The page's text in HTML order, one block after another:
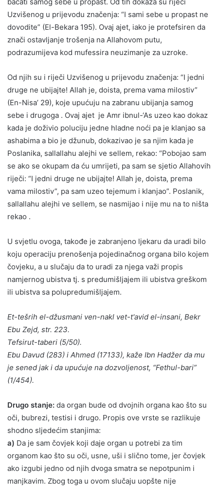
Uzvišenog u prijevodu značenja: “I sami sebe u propast ne
dovodite” (El-Bekara 195). Ovaj ajet, iako je protefsiren da
znači ostavljanje trošenja na Allahovom putu,
podrazumijeva kod mufessira neuzimanje za uzroke.
Od njih su i riječi Uzvišenog u prijevodu značenja: “I jedni
druge ne ubijajte! Allah je, doista, prema vama milostiv”
(En-Nisa’ 29), koje upućuju na zabranu ubijanja samog
sebe i drugoga . Ovaj ajet je Amr ibnul-‘As uzeo kao dokaz
kada je doživio poluciju jedne hladne noći pa je klanjao sa
ashabima a bio je džunub, dokazivao je sa njim kada je
Poslanika, sallallahu alejhi ve sellem, rekao: “Pobojao sam
se ako se okupam da ću umrijeti, pa sam se sjetio Allahovih
riječi: “I jedni druge ne ubijajte! Allah je, doista, prema
vama milostiv”, pa sam uzeo tejemum i klanjao”. Poslanik,
sallallahu alejhi ve sellem, se nasmijao i nije mu na to ništa
rekao .
U svjetlu ovoga, takođe je zabranjeno ljekaru da uradi bilo
koju operaciju prenošenja pojedinačnog organa bilo kojem
čovjeku, a u slučaju da to uradi za njega važi propis
namjernog ubistva tj. s predumišljajem ili ubistva greškom
ili ubistva sa polupredumišljajem.
Et-tešrih el-džusmani ven-nakl vet-t'avid el-insani, Bekr
Ebu Zejd, str. 223.
Tefsirut-taberi (5/50).
Ebu Davud (283) i Ahmed (17133), kaže Ibn Hadžer da mu
je sened jak i da upućuje na dozvoljenost, “Fethul-bari”
(1/454).
Drugo stanje: da organ bude od dvojnih organa kao što su
oči, bubrezi, testisi i drugo. Propis ove vrste se razlikuje
shodno sljedećim stanjima:
a) Da je sam čovjek koji daje organ u potrebi za tim
organom kao što su oči, usne, uši i slično tome, jer čovjek
ako izgubi jedno od njih dvoga smatra se nepotpunim i
manjkavim. Zbog toga u ovom slučaju uopšte nije